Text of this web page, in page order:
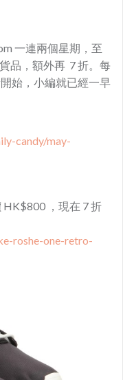
一連兩個星期，至
品，額外再 7 折。每
始，小編就已經一早
candy/may-
HK$800 ，現在 7 折
roshe-one-retro-